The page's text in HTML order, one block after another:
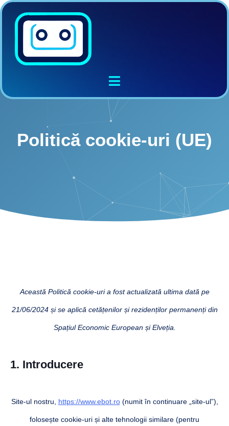
Politică cookie-uri (UE)
Această Politică cookie-uri a fost actualizată ultima dată pe
21/06/2024 și se aplică cetățenilor și rezidenților permanenți din
Spațiul Economic European și Elveția.
1. Introducere
Site-ul nostru, https://www.ebot.ro(numit în continuare „site-ul”),
folosește cookie-uri și alte tehnologii similare (pentru